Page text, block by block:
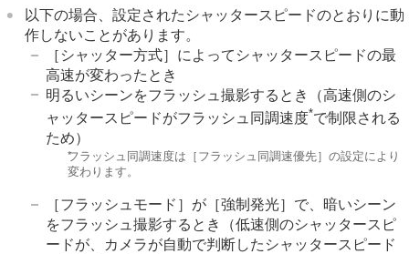
パソコンでできること
クラウドサービスを利用する
故障かな？と思ったら
以下の場合、設定されたシャッタースピードのとおりに動
作しないことがあります。
［シャッター方式］ によってシャッタースピードの最
高速が変わったとき
明るいシーンをフラッシュ撮影するとき（高速側のシ
ャッタースピードがフラッシュ同調速度*で制限される
ため）
*フラッシュ同調速度は ［フラッシュ同調速優先］の設定により
変わります。
［フラッシュモード］ が ［強制発光］ で、暗いシーン
をフラッシュ撮影するとき（低速側のシャッタースピ
ードが、カメラが自動で判断したシャッタースピード